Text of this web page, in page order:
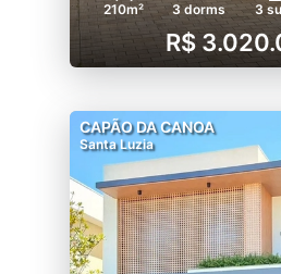
210m² 3 dorms 3
R$
CAPÃO DA CANOA
Santa Luzia